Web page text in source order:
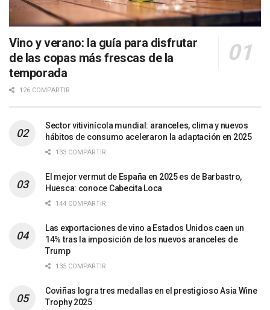
Vino y verano: la guía para disfrutar
de las copas más frescas de la
temporada
126 COMPARTIR
Sector vitivinícola mundial: aranceles, clima y nuevos
hábitos de consumo aceleraron la adaptación en 2025
133 COMPARTIR
El mejor vermut de España en 2025 es de Barbastro,
Huesca: conoce Cabecita Loca
144 COMPARTIR
Las exportaciones de vino a Estados Unidos caen un
14% tras la imposición de los nuevos aranceles de
Trump
135 COMPARTIR
Coviñas logra tres medallas en el prestigioso Asia Wine
Trophy 2025